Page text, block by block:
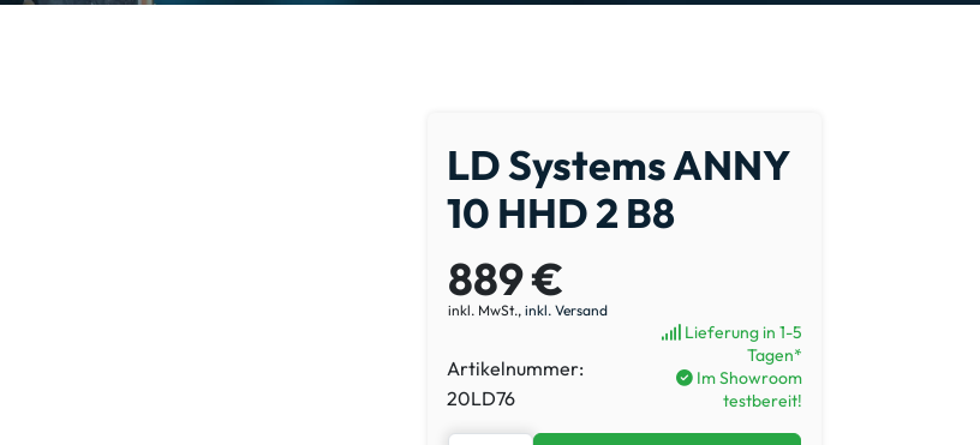
LD Systems ANNY
10 HHD 2 B8
889 €
inkl. MwSt., inkl. Versand
Artikelnummer:
20LD76
Lieferung in 1-5
Tagen*
Im Showroom
testbereit!